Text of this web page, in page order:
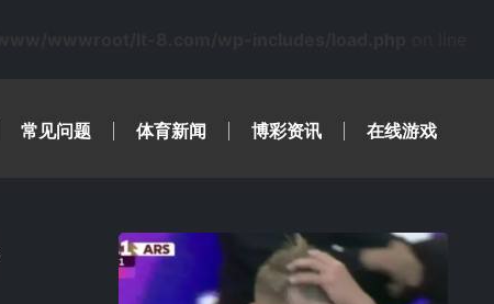
常见问题 体育新闻 博彩资讯 在线游戏